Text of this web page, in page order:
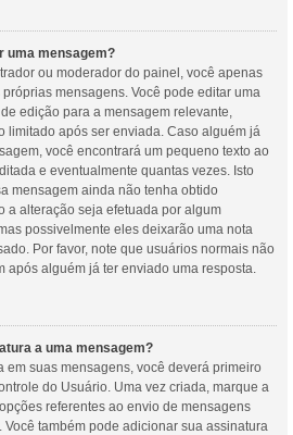
uma mensagem?
ou moderador do painel, você apenas
mensagens. Você pode editar uma
edição para a mensagem relevante,
limitado após ser enviada. Caso alguém já
você encontrará um pequeno texto ao
e eventualmente quantas vezes. Isto
mensagem ainda não tenha obtido
a alteração seja efetuada por algum
possivelmente eles deixarão uma nota
Por favor, note que usuários normais não
após alguém já ter enviado uma resposta.
a uma mensagem?
em suas mensagens, você deverá primeiro
do Usuário. Uma vez criada, marque a
referentes ao envio de mensagens
também pode adicionar sua assinatura